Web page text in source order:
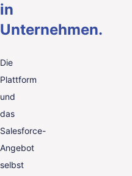
in
Unternehmen.
Die
Plattform
und
das
Salesforce-
Angebot
selbst